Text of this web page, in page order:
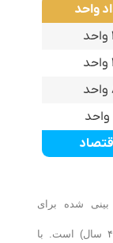
واحد
شده برای
گذراندن ۱۴۰ واحد درسی اقتصاد ۸ ترم (معادل ۴ سال) است. با